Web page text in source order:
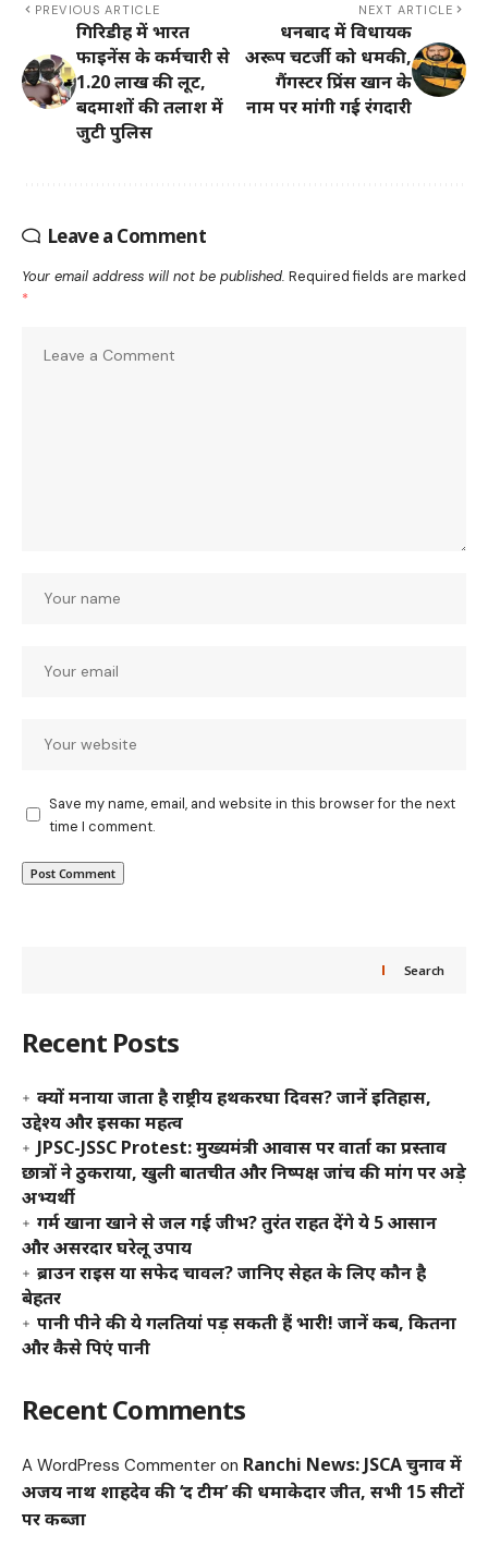
PREVIOUS ARTICLE
गिरिडीह में भारत
फाइनेंस के कर्मचारी से
1.20 लाख की लूट,
बदमाशों की तलाश में
जुटी पुलिस
NEXT ARTICLE
धनबाद में विधायक
अरूप चटर्जी को धमकी,
गैंगस्टर प्रिंस खान के
नाम पर मांगी गई रंगदारी
Leave a Comment
Your email address will not be published. Required fields are marked
*
Save my name, email, and website in this browser for the next
time I comment.
Search
Recent Posts
क्यों मनाया जाता है राष्ट्रीय हथकरघा दिवस? जानें इतिहास,
उद्देश्य और इसका महत्व
JPSC-JSSC Protest: मुख्यमंत्री आवास पर वार्ता का प्रस्ताव
छात्रों ने ठुकराया, खुली बातचीत और निष्पक्ष जांच की मांग पर अड़े
अभ्यर्थी
गर्म खाना खाने से जल गई जीभ? तुरंत राहत देंगे ये 5 आसान
और असरदार घरेलू उपाय
ब्राउन राइस या सफेद चावल? जानिए सेहत के लिए कौन है
बेहतर
पानी पीने की ये गलतियां पड़ सकती हैं भारी! जानें कब, कितना
और कैसे पिएं पानी
Recent Comments
A WordPress Commenter on Ranchi News: JSCA चुनाव में
अजय नाथ शाहदेव की ‘द टीम’ की धमाकेदार जीत, सभी 15 सीटों
पर कब्जा